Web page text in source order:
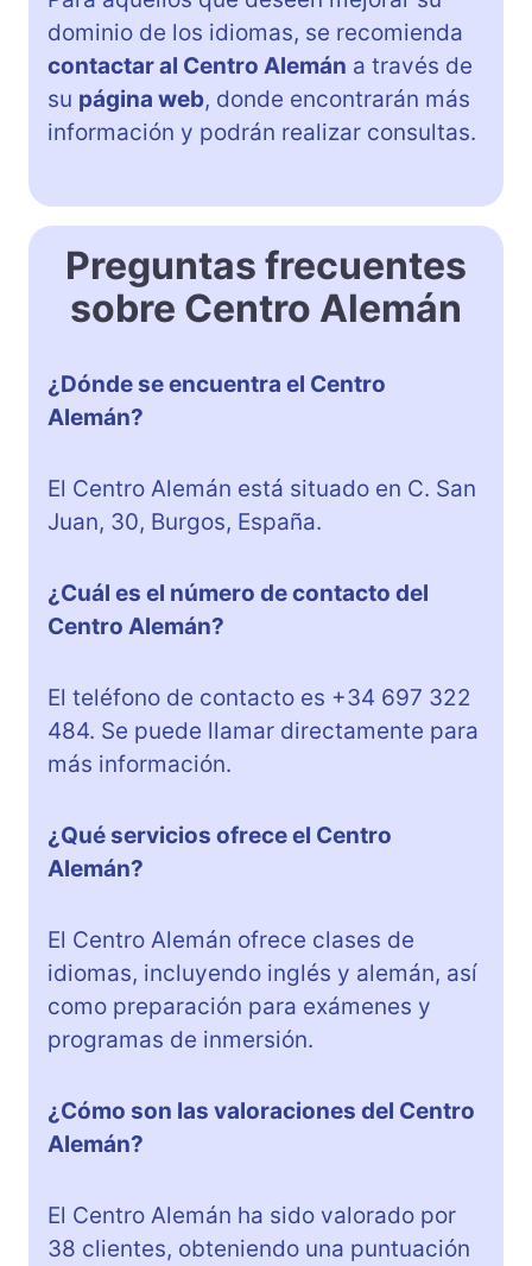
dominio de los idiomas, se recomienda
contactar al Centro Alemán a través de
su página web, donde encontrarán más
información y podrán realizar consultas.
Preguntas frecuentes
sobre Centro Alemán
¿Dónde se encuentra el Centro
Alemán?
El Centro Alemán está situado en C. San
Juan, 30, Burgos, España.
¿Cuál es el número de contacto del
Centro Alemán?
El teléfono de contacto es +34 697 322
484. Se puede llamar directamente para
más información.
¿Qué servicios ofrece el Centro
Alemán?
El Centro Alemán ofrece clases de
idiomas, incluyendo inglés y alemán, así
como preparación para exámenes y
programas de inmersión.
¿Cómo son las valoraciones del Centro
Alemán?
El Centro Alemán ha sido valorado por
38 clientes, obteniendo una puntuación